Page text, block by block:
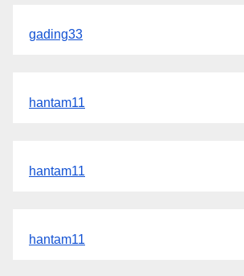
gading33
hantam11
hantam11
hantam11